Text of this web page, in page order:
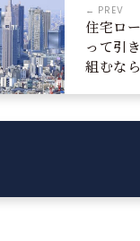
← PREV
住宅ロ
って引
組むな